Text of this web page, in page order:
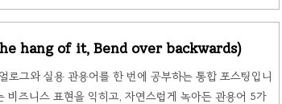
hang of it, Bend over backwards)
그와 실용 관용어를 한 번에 공부하는 통합 포스팅입니
즈니스 표현을 익히고, 자연스럽게 녹아든 관용어 5가